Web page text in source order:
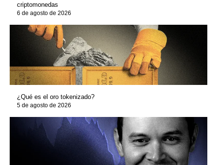
criptomonedas
6 de agosto de 2026
¿Qué es el oro tokenizado?
5 de agosto de 2026